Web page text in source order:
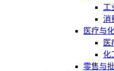
工
消
医疗与
医
化
零售与